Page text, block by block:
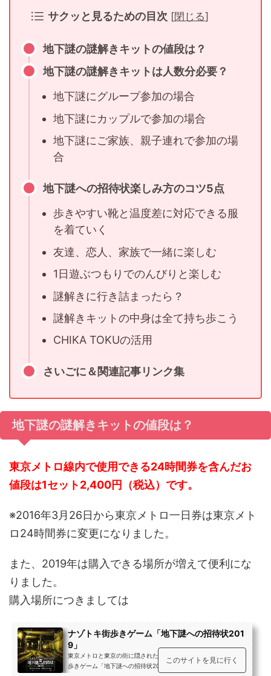
サクッと見るための目次 [閉じる]
地下謎の謎解きキットの値段は？
地下謎の謎解きキットは人数分必要？
地下謎にグループ参加の場合
地下謎にカップルで参加の場合
地下謎にご家族、親子連れで参加の場
合
地下謎への招待状楽しみ方のコツ5点
歩きやすい靴と温度差に対応できる服
を着ていく
友達、恋人、家族で一緒に楽しむ
1日遊ぶつもりでのんびりと楽しむ
謎解きに行き詰まったら？
謎解きキットの中身は全て持ち歩こう
CHIKA TOKUの活用
さいごに＆関連記事リンク集
地下謎の謎解きキットの値段は？
東京メトロ線内で使用できる24時間券を含んだお
値段は1セット2,400円（税込）です。
※2016年3月26日から東京メトロ一日券は東京メト
ロ24時間券に変更になりました。
また、2019年は購入できる場所が増えて便利にな
りました。
購入場所につきましては
ナゾトキ街歩きゲーム「地下謎への招待状201
9」
東京メトロと東京の街に隠された謎を解き明かそう！ナゾトキ街
歩きゲーム「地下謎への招待状2019」10月開催！
このサイトを見に行く